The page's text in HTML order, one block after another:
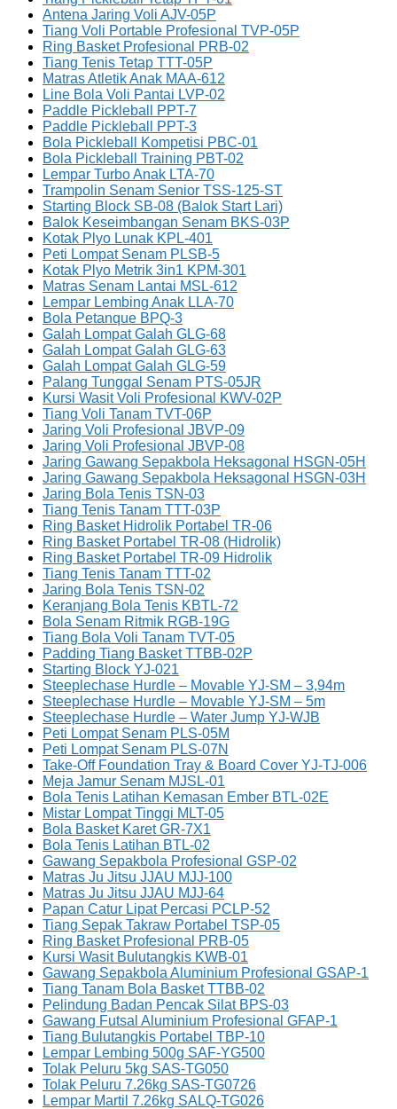
Antena Jaring Voli AJV-05P
Tiang Voli Portable Profesional TVP-05P
Ring Basket Profesional PRB-02
Tiang Tenis Tetap TTT-05P
Matras Atletik Anak MAA-612
Line Bola Voli Pantai LVP-02
Paddle Pickleball PPT-7
Paddle Pickleball PPT-3
Bola Pickleball Kompetisi PBC-01
Bola Pickleball Training PBT-02
Lempar Turbo Anak LTA-70
Trampolin Senam Senior TSS-125-ST
Starting Block SB-08 (Balok Start Lari)
Balok Keseimbangan Senam BKS-03P
Kotak Plyo Lunak KPL-401
Peti Lompat Senam PLSB-5
Kotak Plyo Metrik 3in1 KPM-301
Matras Senam Lantai MSL-612
Lempar Lembing Anak LLA-70
Bola Petanque BPQ-3
Galah Lompat Galah GLG-68
Galah Lompat Galah GLG-63
Galah Lompat Galah GLG-59
Palang Tunggal Senam PTS-05JR
Kursi Wasit Voli Profesional KWV-02P
Tiang Voli Tanam TVT-06P
Jaring Voli Profesional JBVP-09
Jaring Voli Profesional JBVP-08
Jaring Gawang Sepakbola Heksagonal HSGN-05H
Jaring Gawang Sepakbola Heksagonal HSGN-03H
Jaring Bola Tenis TSN-03
Tiang Tenis Tanam TTT-03P
Ring Basket Hidrolik Portabel TR-06
Ring Basket Portabel TR-08 (Hidrolik)
Ring Basket Portabel TR-09 Hidrolik
Tiang Tenis Tanam TTT-02
Jaring Bola Tenis TSN-02
Keranjang Bola Tenis KBTL-72
Bola Senam Ritmik RGB-19G
Tiang Bola Voli Tanam TVT-05
Padding Tiang Basket TTBB-02P
Starting Block YJ-021
Steeplechase Hurdle – Movable YJ-SM – 3,94m
Steeplechase Hurdle – Movable YJ-SM – 5m
Steeplechase Hurdle – Water Jump YJ-WJB
Peti Lompat Senam PLS-05M
Peti Lompat Senam PLS-07N
Take-Off Foundation Tray & Board Cover YJ-TJ-006
Meja Jamur Senam MJSL-01
Bola Tenis Latihan Kemasan Ember BTL-02E
Mistar Lompat Tinggi MLT-05
Bola Basket Karet GR-7X1
Bola Tenis Latihan BTL-02
Gawang Sepakbola Profesional GSP-02
Matras Ju Jitsu JJAU MJJ-100
Matras Ju Jitsu JJAU MJJ-64
Papan Catur Lipat Percasi PCLP-52
Tiang Sepak Takraw Portabel TSP-05
Ring Basket Profesional PRB-05
Kursi Wasit Bulutangkis KWB-01
Gawang Sepakbola Aluminium Profesional GSAP-1
Tiang Tanam Bola Basket TTBB-02
Pelindung Badan Pencak Silat BPS-03
Gawang Futsal Aluminium Profesional GFAP-1
Tiang Bulutangkis Portabel TBP-10
Lempar Lembing 500g SAF-YG500
Tolak Peluru 5kg SAS-TG050
Tolak Peluru 7.26kg SAS-TG0726
Lempar Martil 7.26kg SALQ-TG026